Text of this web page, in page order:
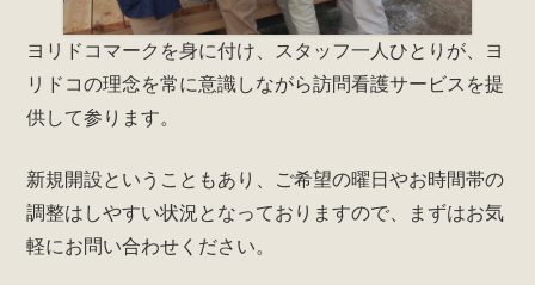
ヨリドコマークを身に付け、スタッフ一人ひとりが、ヨ
リドコの理念を常に意識しながら訪問看護サービスを提
供して参ります。
新規開設ということもあり、ご希望の曜日やお時間帯の
調整はしやすい状況となっておりますので、まずはお気
軽にお問い合わせください。